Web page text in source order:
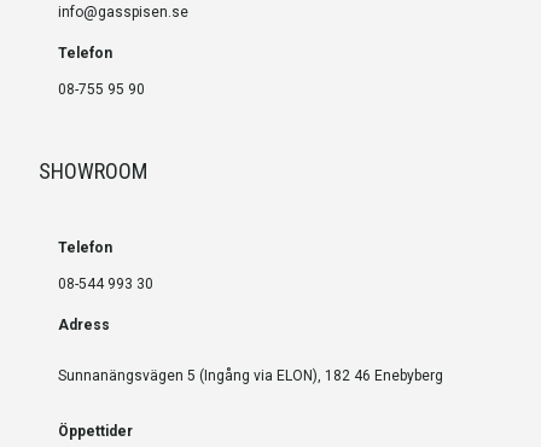
info@gasspisen.se
Telefon
08-755 95 90
SHOWROOM
Telefon
08-544 993 30
Adress
Sunnanängsvägen 5 (Ingång via ELON), 182 46 Enebyberg
Öppettider